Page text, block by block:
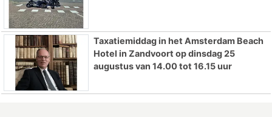
Taxatiemiddag in het Amsterdam Beach
Hotel in Zandvoort op dinsdag 25
augustus van 14.00 tot 16.15 uur